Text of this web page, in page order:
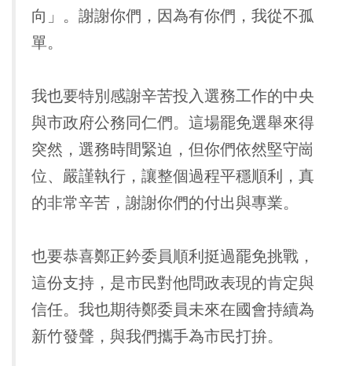
向」。謝謝你們，因為有你們，我從不孤
單。
我也要特別感謝辛苦投入選務工作的中央
與市政府公務同仁們。這場罷免選舉來得
突然，選務時間緊迫，但你們依然堅守崗
位、嚴謹執行，讓整個過程平穩順利，真
的非常辛苦，謝謝你們的付出與專業。
也要恭喜鄭正鈐委員順利挺過罷免挑戰，
這份支持，是市民對他問政表現的肯定與
信任。我也期待鄭委員未來在國會持續為
新竹發聲，與我們攜手為市民打拚。